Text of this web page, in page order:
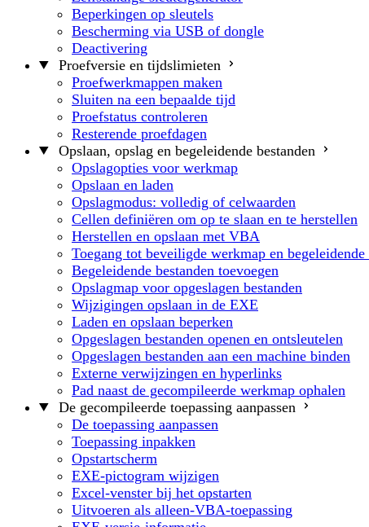
Beperkingen op sleutels
Bescherming via USB of dongle
Deactivering
Proefversie en tijdslimieten
Proefwerkmappen maken
Sluiten na een bepaalde tijd
Proefstatus controleren
Resterende proefdagen
Opslaan, opslag en begeleidende bestanden
Opslagopties voor werkmap
Opslaan en laden
Opslagmodus: volledig of celwaarden
Cellen definiëren om op te slaan en te herstellen
Herstellen en opslaan met VBA
Toegang tot beveiligde werkmap en begeleidende
Begeleidende bestanden toevoegen
Opslagmap voor opgeslagen bestanden
Wijzigingen opslaan in de EXE
Laden en opslaan beperken
Opgeslagen bestanden openen en ontsleutelen
Opgeslagen bestanden aan een machine binden
Externe verwijzingen en hyperlinks
Pad naast de gecompileerde werkmap ophalen
De gecompileerde toepassing aanpassen
De toepassing aanpassen
Toepassing inpakken
Opstartscherm
EXE-pictogram wijzigen
Excel-venster bij het opstarten
Uitvoeren als alleen-VBA-toepassing